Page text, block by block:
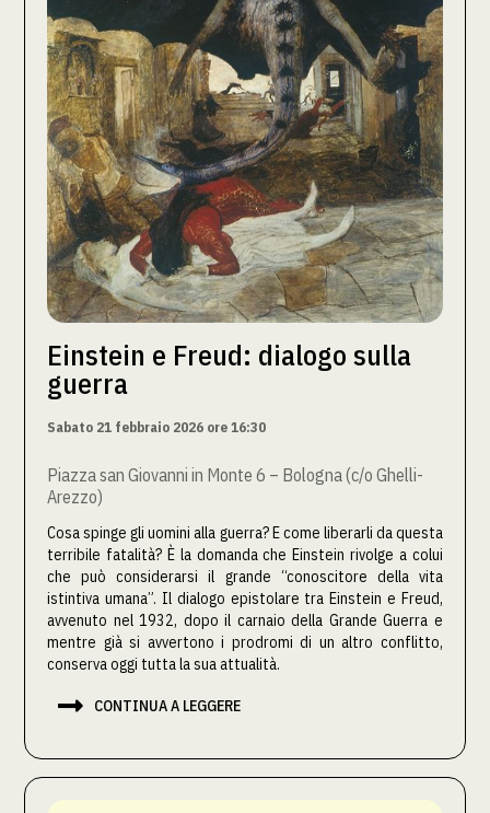
Einstein e Freud: dialogo sulla
guerra
Sabato 21 febbraio 2026 ore 16:30
Piazza san Giovanni in Monte 6 – Bologna (c/o Ghelli-
Arezzo)
Cosa spinge gli uomini alla guerra? E come liberarli da questa
terribile fatalità? È la domanda che Einstein rivolge a colui
che può considerarsi il grande “conoscitore della vita
istintiva umana”. Il dialogo epistolare tra Einstein e Freud,
avvenuto nel 1932, dopo il carnaio della Grande Guerra e
mentre già si avvertono i prodromi di un altro conflitto,
conserva oggi tutta la sua attualità.
 CONTINUA A LEGGERE